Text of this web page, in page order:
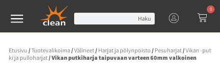
Haku
0
Etusivu /Tuotevalikoima/Välineet/ Harjat ja pölynpoisto / Pesuharjat/Vikan -put
ki ja pulloharjat/ Vikan putkiharja taipuvaan varteen 60mm valkoinen